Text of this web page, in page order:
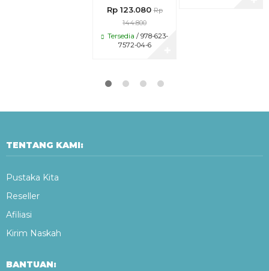
Rp 123.080 Rp
144.800
Tersedia / 978-623-
7572-04-6
TENTANG KAMI:
Pustaka Kita
Reseller
Afiliasi
Kirim Naskah
BANTUAN: